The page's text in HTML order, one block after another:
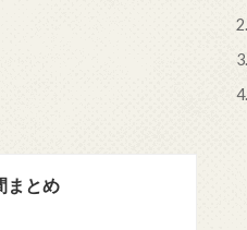
まとめ
2.
3.
4.